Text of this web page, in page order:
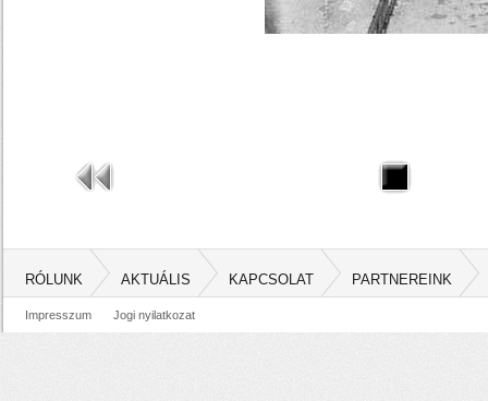
RÓLUNK AKTUÁLIS KAPCSOLAT PARTNEREINK
Impresszum Jogi nyilatkozat